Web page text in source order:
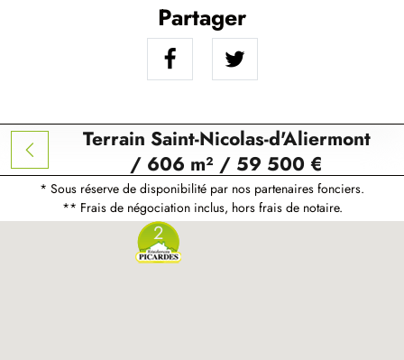
Partager
Terrain Saint-Nicolas-d'Aliermont
/ 606 m² / 59 500 €
* Sous réserve de disponibilité par nos partenaires fonciers.
** Frais de négociation inclus, hors frais de notaire.
2